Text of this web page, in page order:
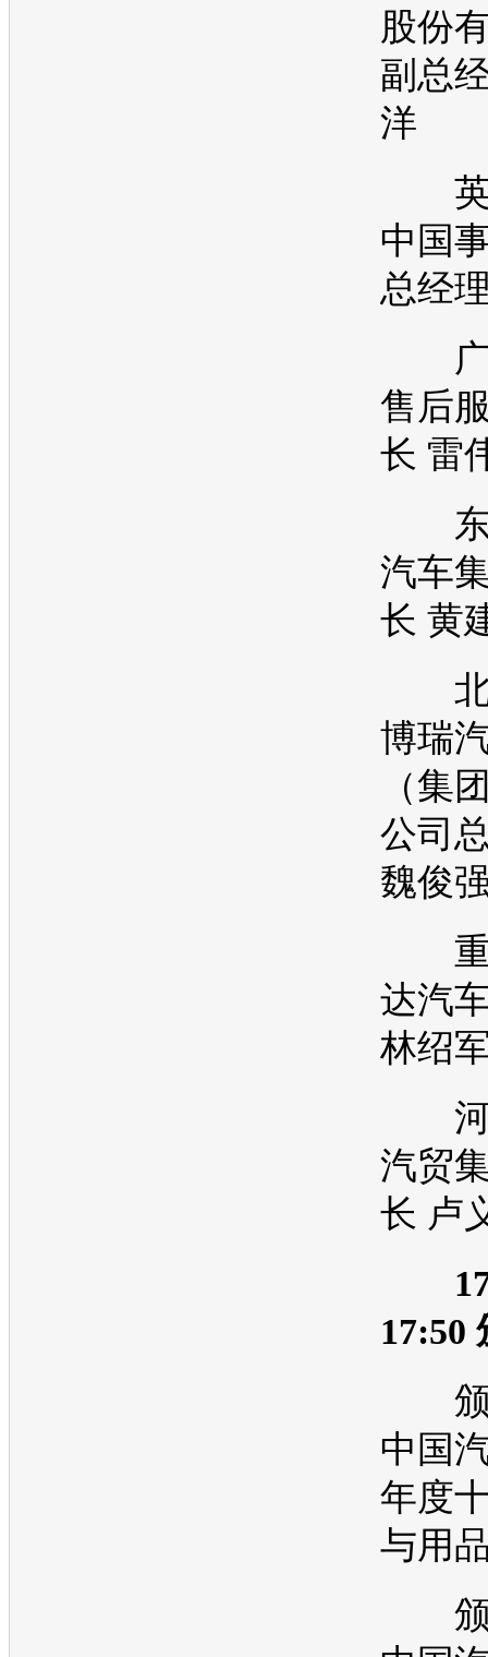
股份
副总
洋
英
中国
总经
广
售后
长 雷
东
汽车
长 黄
北
博瑞
（集
公司
魏俊
重
达汽
林绍
河
汽贸
长 卢
17:50
颁
中国
年度
与用
颁